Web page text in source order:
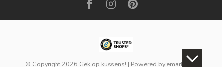
© Copyright 2026 Gek op kussens! | Powered by emarkable